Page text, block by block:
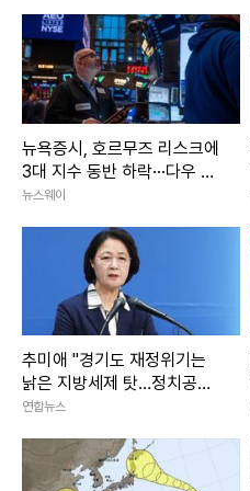
뉴욕증시, 호르무즈 리스크에
3대 지수 동반 하락···다우 0.
85%↓
뉴스웨이
추미애 "경기도 재정위기는
낡은 지방세제 탓…정치공방
말아야"
연합뉴스